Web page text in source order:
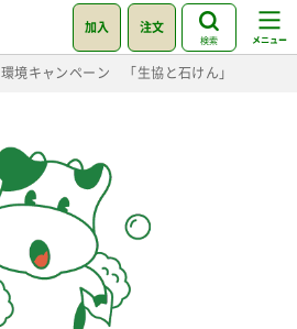
加入 注文
検索
環境キャンペーン 「生協と石けん」